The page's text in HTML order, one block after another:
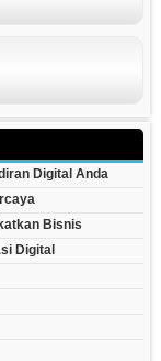
Digital Anda
Bisnis
Digital